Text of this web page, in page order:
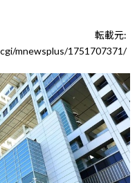
転載元:
mnewsplus/1751707371/